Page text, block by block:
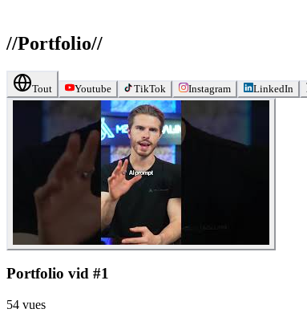
//Portfolio//
Tout Youtube TikTok Instagram LinkedIn
Portfolio vid #1
54 vues